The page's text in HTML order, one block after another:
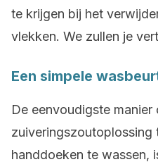
te krijgen bij het
vlekken. We zullen je
Een simpele
De eenvoudigste manier
zuiveringszoutoplossing
handdoeken te wassen,